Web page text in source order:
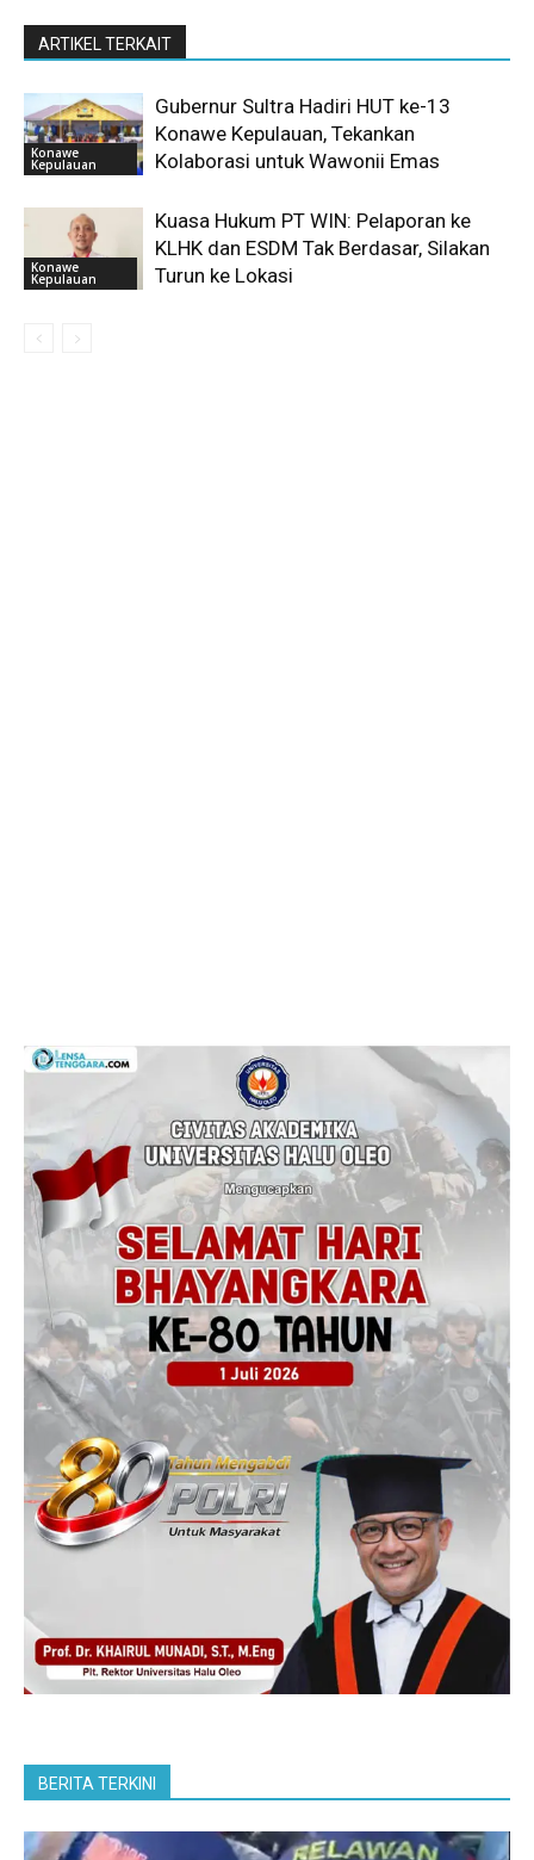
ARTIKEL TERKAIT
Konawe
Kepulauan
Gubernur Sultra Hadiri HUT ke-13
Konawe Kepulauan, Tekankan
Kolaborasi untuk Wawonii Emas
Konawe
Kepulauan
Kuasa Hukum PT WIN: Pelaporan ke
KLHK dan ESDM Tak Berdasar, Silakan
Turun ke Lokasi
BERITA TERKINI